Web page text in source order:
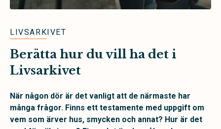
LIVSARKIVET
Berätta hur du vill ha det i
Livsarkivet
När någon dör är det vanligt att de närmaste har
många frågor. Finns ett testamente med uppgift om
vem som ärver hus, smycken och annat? Hur är det